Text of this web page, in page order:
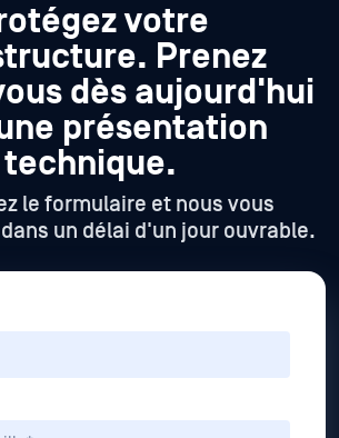
votre
Prenez
dès aujourd'hui
présentation
technique.
le formulaire et nous vous
un délai d'un jour ouvrable.